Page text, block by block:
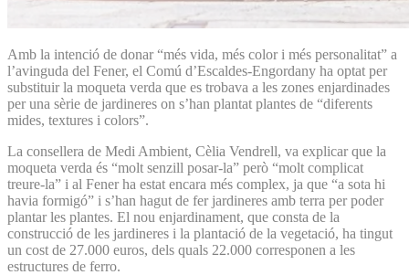
Amb la intenció de donar “més vida, més color i més personalitat” a
l’avinguda del Fener, el Comú d’Escaldes-Engordany ha optat per
substituir la moqueta verda que es trobava a les zones enjardinades
per una sèrie de jardineres on s’han plantat plantes de “diferents
mides, textures i colors”.
La consellera de Medi Ambient, Cèlia Vendrell, va explicar que la
moqueta verda és “molt senzill posar-la” però “molt complicat
treure-la” i al Fener ha estat encara més complex, ja que “a sota hi
havia formigó” i s’han hagut de fer jardineres amb terra per poder
plantar les plantes. El nou enjardinament, que consta de la
construcció de les jardineres i la plantació de la vegetació, ha tingut
un cost de 27.000 euros, dels quals 22.000 corresponen a les
estructures de ferro.